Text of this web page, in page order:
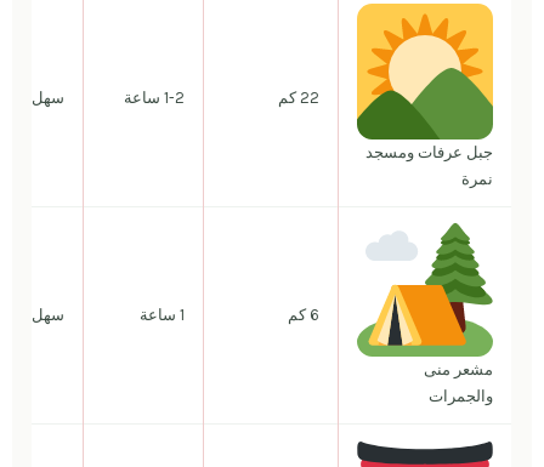
جبل عرفات ومسجد
نمرة
22 كم 1-2 ساعة سهل
مشعر منى
والجمرات
6 كم 1 ساعة سهل